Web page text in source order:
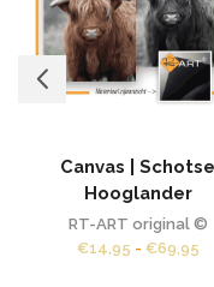
Canvas | Schotse
Hooglander
RT-ART original ©
€14,95 - €69,95